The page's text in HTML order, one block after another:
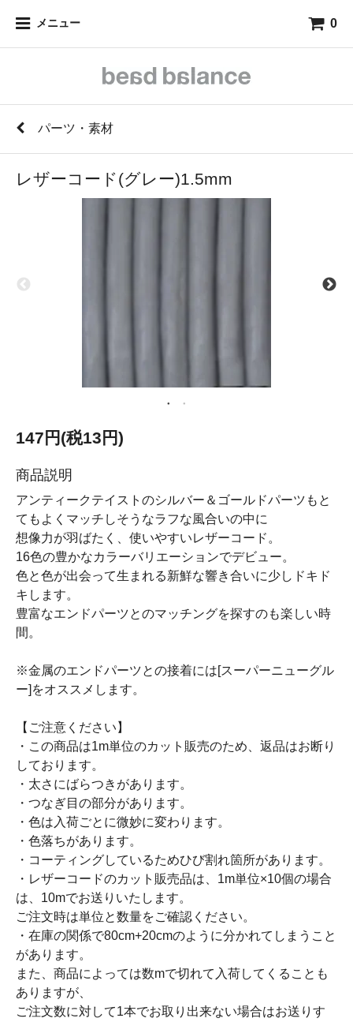
メニュー 0
パーツ・素材
レザーコード(グレー)1.5mm
147円(税13円)
商品説明
アンティークテイストのシルバー＆ゴールドパーツもと
てもよくマッチしそうなラフな風合いの中に
想像力が羽ばたく、使いやすいレザーコード。
16色の豊かなカラーバリエーションでデビュー。
色と色が出会って生まれる新鮮な響き合いに少しドキド
キします。
豊富なエンドパーツとのマッチングを探すのも楽しい時
間。
※金属のエンドパーツとの接着には[スーパーニューグル
ー]をオススメします。
【ご注意ください】
・この商品は1m単位のカット販売のため、返品はお断り
しております。
・太さにばらつきがあります。
・つなぎ目の部分があります。
・色は入荷ごとに微妙に変わります。
・色落ちがあります。
・コーティングしているためひび割れ箇所があります。
・レザーコードのカット販売品は、1m単位×10個の場合
は、10mでお送りいたします。
ご注文時は単位と数量をご確認ください。
・在庫の関係で80cm+20cmのように分かれてしまうこと
があります。
また、商品によっては数mで切れて入荷してくることも
ありますが、
ご注文数に対して1本でお取り出来ない場合はお送りす